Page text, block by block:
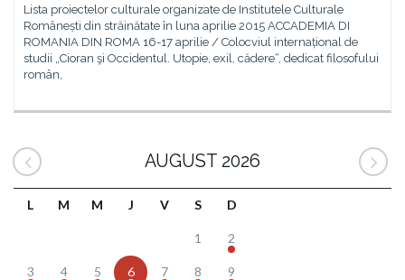
Lista proiectelor culturale organizate de Institutele Culturale
Românești din străinătate în luna aprilie 2015 ACCADEMIA DI
ROMANIA DIN ROMA 16-17 aprilie / Colocviul internațional de
studii „Cioran şi Occidentul. Utopie, exil, cădere“, dedicat filosofului
român,
AUGUST 2026
L M M J V S D
1 2
3 4 5 6 7 8 9